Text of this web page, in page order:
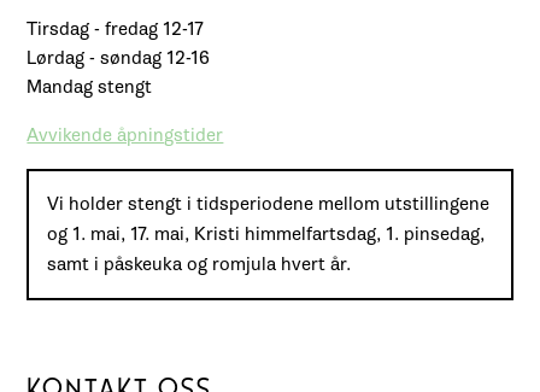
Tirsdag - fredag 12-17
Lørdag - søndag 12-16
Mandag stengt
Avvikende åpningstider
Vi holder stengt i tidsperiodene mellom utstillingene
og 1. mai, 17. mai, Kristi himmelfartsdag, 1. pinsedag,
samt i påskeuka og romjula hvert år.